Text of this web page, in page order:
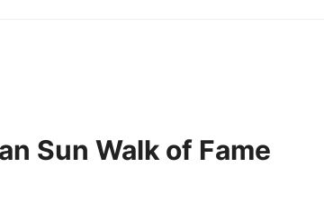
Sun Walk of Fame